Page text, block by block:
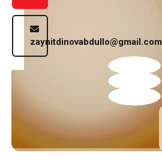
Блог
Контакты
Балансировка
ротора
электродвигателя
zaynitdinovabdullo@gmail.com